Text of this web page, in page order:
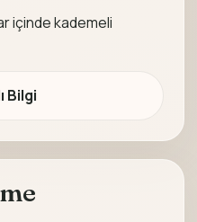
içinde kademeli
Bilgi